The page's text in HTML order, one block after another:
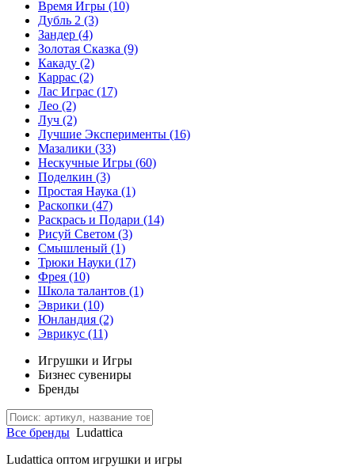
Время Игры (10)
Дубль 2 (3)
Зандер (4)
Золотая Сказка (9)
Какаду (2)
Каррас (2)
Лас Играс (17)
Лео (2)
Луч (2)
Лучшие Эксперименты (16)
Мазалики (33)
Нескучные Игры (60)
Поделкин (3)
Простая Наука (1)
Раскопки (47)
Раскрась и Подари (14)
Рисуй Светом (3)
Смышленый (1)
Трюки Науки (17)
Фрея (10)
Школа талантов (1)
Эврики (10)
Юнландия (2)
Эврикус (11)
Игрушки и Игры
Бизнес сувениры
Бренды
Все бренды Ludattica
Ludattica оптом игрушки и игры